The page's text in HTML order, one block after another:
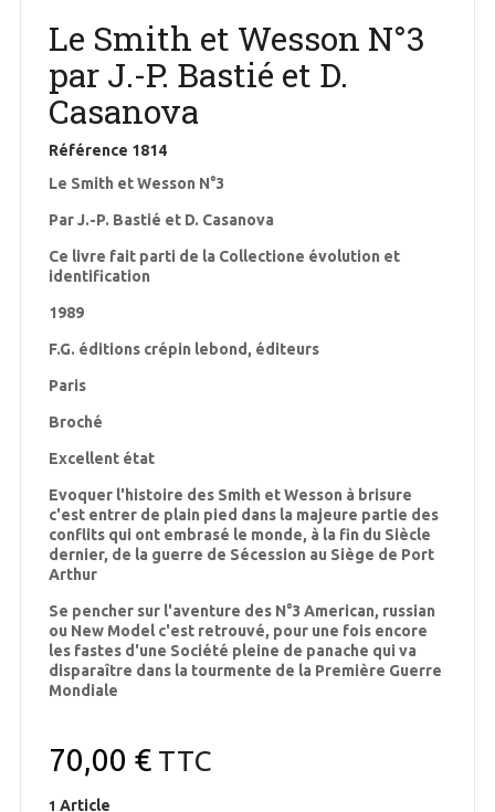
Le Smith et Wesson N°3
par J.-P. Bastié et D.
Casanova
Référence 1814
Le Smith et Wesson N°3
Par J.-P. Bastié et D. Casanova
Ce livre fait parti de la Collectione évolution et
identification
1989
F.G. éditions crépin lebond, éditeurs
Paris
Broché
Excellent état
Evoquer l'histoire des Smith et Wesson à brisure
c'est entrer de plain pied dans la majeure partie des
conflits qui ont embrasé le monde, à la fin du Siècle
dernier, de la guerre de Sécession au Siège de Port
Arthur
Se pencher sur l'aventure des N°3 American, russian
ou New Model c'est retrouvé, pour une fois encore
les fastes d'une Société pleine de panache qui va
disparaître dans la tourmente de la Première Guerre
Mondiale
70,00 €TTC
1 Article